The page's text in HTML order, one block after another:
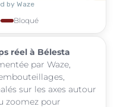
Bloqué
réel à Bélesta
par Waze,
sur les axes autour
zoomez pour